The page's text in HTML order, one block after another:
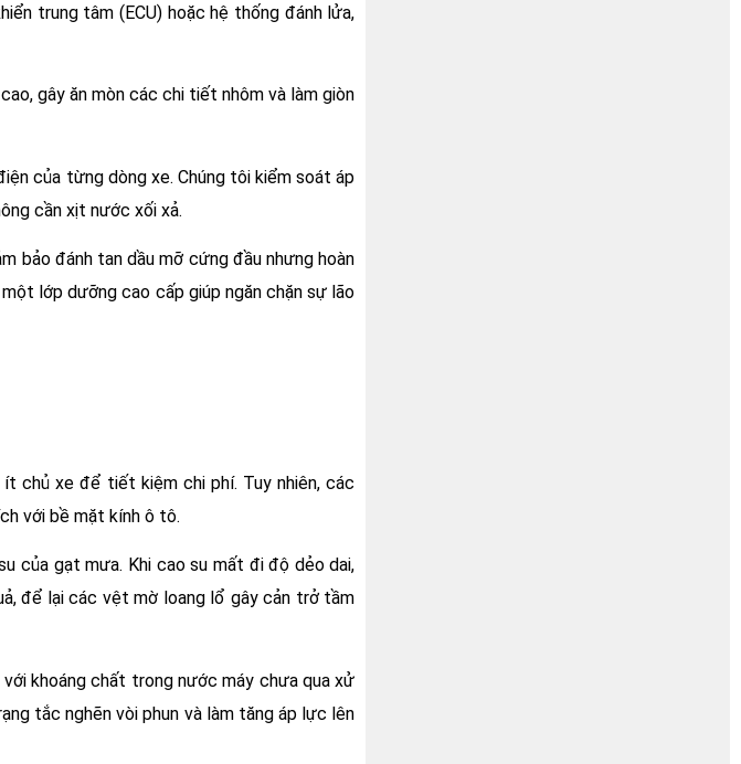
trung tâm (ECU) hoặc hệ thống đánh lửa,
gây ăn mòn các chi tiết nhôm và làm giòn
của từng dòng xe. Chúng tôi kiểm soát áp
cần xịt nước xối xả.
bảo đánh tan dầu mỡ cứng đầu nhưng hoàn
lớp dưỡng cao cấp giúp ngăn chặn sự lão
chủ xe để tiết kiệm chi phí. Tuy nhiên, các
với bề mặt kính ô tô.
của gạt mưa. Khi cao su mất đi độ dẻo dai,
để lại các vệt mờ loang lổ gây cản trở tầm
khoáng chất trong nước máy chưa qua xử
tắc nghẽn vòi phun và làm tăng áp lực lên